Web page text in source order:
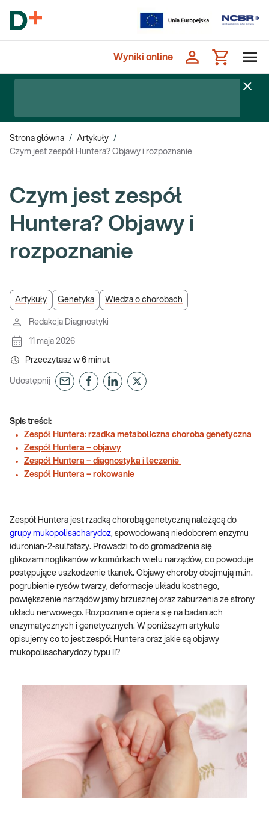
Wyniki online
Strona główna / Artykuły /
Czym jest zespół Huntera? Objawy i rozpoznanie
Czym jest zespół
Huntera? Objawy i
rozpoznanie
Artykuły Genetyka Wiedza o chorobach
Redakcja Diagnostyki
11 maja 2026
Przeczytasz w 6 minut
Udostępnij
Spis treści:
Zespół Huntera: rzadka metaboliczna choroba genetyczna
Zespół Huntera – objawy
Zespół Huntera – diagnostyka i leczenie
Zespół Huntera – rokowanie
Zespół Huntera jest rzadką chorobą genetyczną należącą do
grupy mukopolisacharydoz, spowodowaną niedoborem enzymu
iduronian-2-sulfatazy. Prowadzi to do gromadzenia się
glikozaminoglikanów w komórkach wielu narządów, co powoduje
postępujące uszkodzenie tkanek. Objawy choroby obejmują m.in.
pogrubienie rysów twarzy, deformacje układu kostnego,
powiększenie narządów jamy brzusznej oraz zaburzenia ze strony
układu nerwowego. Rozpoznanie opiera się na badaniach
enzymatycznych i genetycznych. W poniższym artykule
opisujemy co to jest zespół Huntera oraz jakie są objawy
mukopolisacharydozy typu II?